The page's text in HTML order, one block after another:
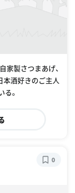
家製さつまあげ、
本酒好きのご主人
。
0